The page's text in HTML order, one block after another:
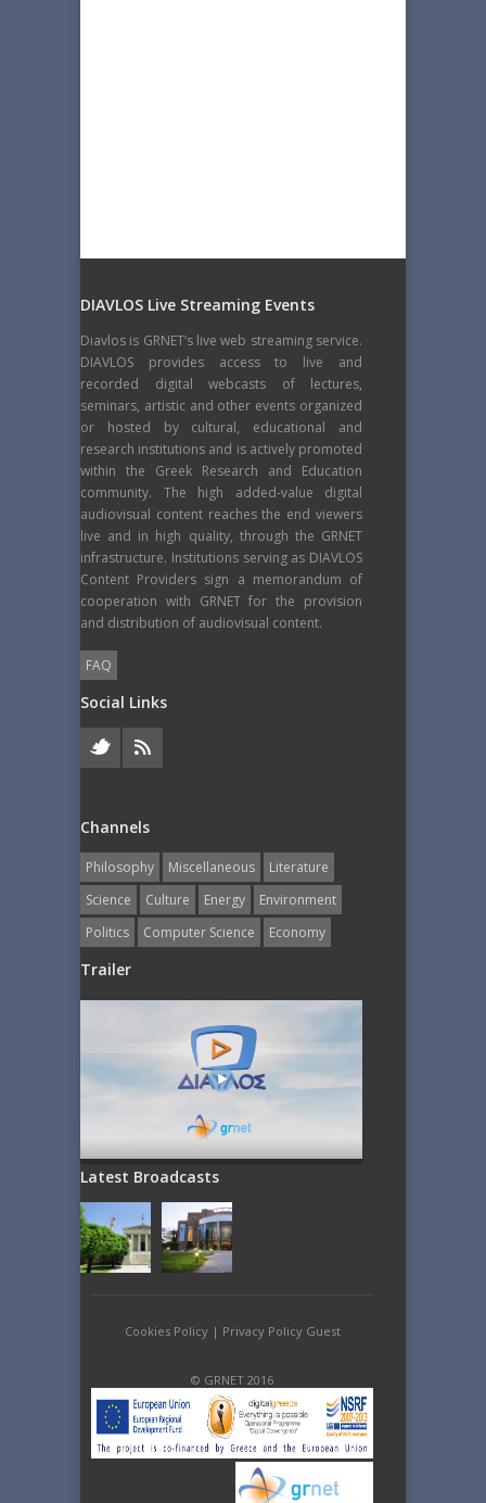
DIAVLOS Live Streaming Events
Diavlos is GRNET’s live web streaming service.
DIAVLOS provides access to live and
recorded digital webcasts of lectures,
seminars, artistic and other events organized
or hosted by cultural, educational and
research institutions and is actively promoted
within the Greek Research and Education
community. The high added-value digital
audiovisual content reaches the end viewers
live and in high quality, through the GRNET
infrastructure. Institutions serving as DIAVLOS
Content Providers sign a memorandum of
cooperation with GRNET for the provision
and distribution of audiovisual content.
FAQ
Social Links
Channels
Philosophy Miscellaneous
Literature
Science
Culture Energy
Εnvironment
Politics
Computer Science Economy
Trailer
Latest Broadcasts
Cookies Policy| Privacy Policy Guest
© GRNET 2016